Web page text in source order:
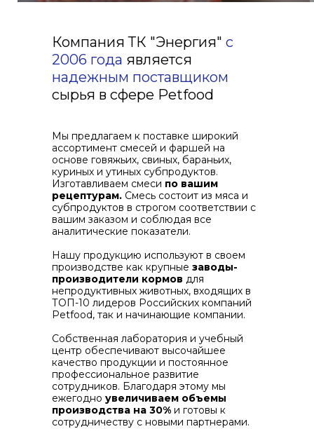
Компания ТК "Энергия" c
2006 года является
надежным поставщиком
сырья в сфере Petfood
Мы предлагаем к поставке широкий
ассортимент смесей и фаршей на
основе говяжьих, свиных, бараньих,
куриных и утиных субпродуктов.
Изготавливаем смеси по вашим
рецептурам. Смесь состоит из мяса и
субпродуктов в строгом соответствии с
вашим заказом и соблюдая все
аналитические показатели.
Нашу продукцию используют в своем
производстве как крупные заводы-
производители кормов для
непродуктивных животных, входящих в
ТОП-10 лидеров Российских компаний
Petfood, так и начинающие компании.
Собственная лаборатория и учебный
центр обеспечивают высочайшее
качество продукции и постоянное
профессиональное развитие
сотрудников. Благодаря этому мы
ежегодно увеличиваем объемы
производства на 30% и готовы к
сотрудничеству с новыми партнерами.